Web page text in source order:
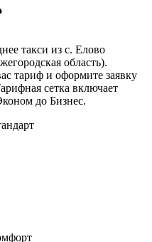
такси из с. Елово
область).
тариф и оформите заявку
сетка включает
до Бизнес.